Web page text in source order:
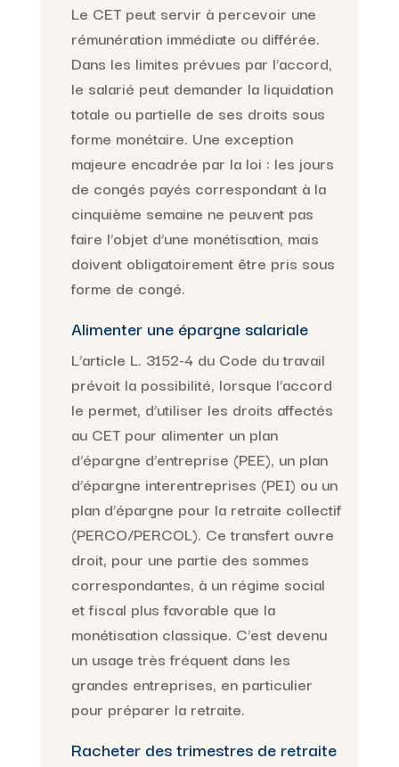
Le CET peut servir à percevoir une
rémunération immédiate ou différée.
Dans les limites prévues par l’accord,
le salarié peut demander la liquidation
totale ou partielle de ses droits sous
forme monétaire. Une exception
majeure encadrée par la loi : les jours
de congés payés correspondant à la
cinquième semaine ne peuvent pas
faire l’objet d’une monétisation, mais
doivent obligatoirement être pris sous
forme de congé.
Alimenter une épargne salariale
L’article L. 3152-4 du Code du travail
prévoit la possibilité, lorsque l’accord
le permet, d’utiliser les droits affectés
au CET pour alimenter un plan
d’épargne d’entreprise (PEE), un plan
d’épargne interentreprises (PEI) ou un
plan d’épargne pour la retraite collectif
(PERCO/PERCOL). Ce transfert ouvre
droit, pour une partie des sommes
correspondantes, à un régime social
et fiscal plus favorable que la
monétisation classique. C’est devenu
un usage très fréquent dans les
grandes entreprises, en particulier
pour préparer la retraite.
Racheter des trimestres de retraite